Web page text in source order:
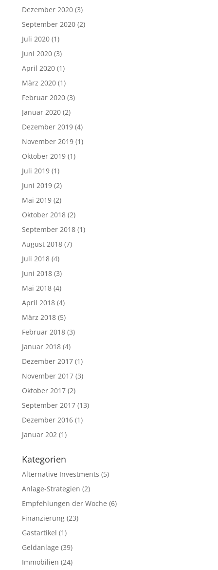
Dezember 2020(3)
September 2020(2)
Juli 2020(1)
Juni 2020(3)
April 2020(1)
März 2020(1)
Februar 2020(3)
Januar 2020(2)
Dezember 2019(4)
November 2019(1)
Oktober 2019(1)
Juli 2019(1)
Juni 2019(2)
Mai 2019(2)
Oktober 2018(2)
September 2018(1)
August 2018(7)
Juli 2018(4)
Juni 2018(3)
Mai 2018(4)
April 2018(4)
März 2018(5)
Februar 2018(3)
Januar 2018(4)
Dezember 2017(1)
November 2017(3)
Oktober 2017(2)
September 2017(13)
Dezember 2016(1)
Januar 202(1)
Kategorien
Alternative Investments (5)
Anlage-Strategien (2)
Empfehlungen der Woche (6)
Finanzierung(23)
Gastartikel (1)
Geldanlage (39)
Immobilien (24)